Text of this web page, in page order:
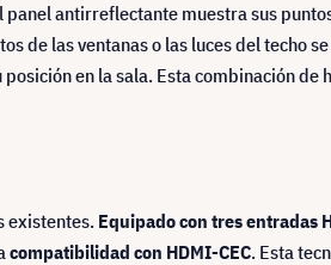
antirreflectante muestra sus
de las ventanas o las luces del techo
en la sala. Esta combinación de
existentes. Equipado con tres entradas
compatibilidad con HDMI-CEC. Esta